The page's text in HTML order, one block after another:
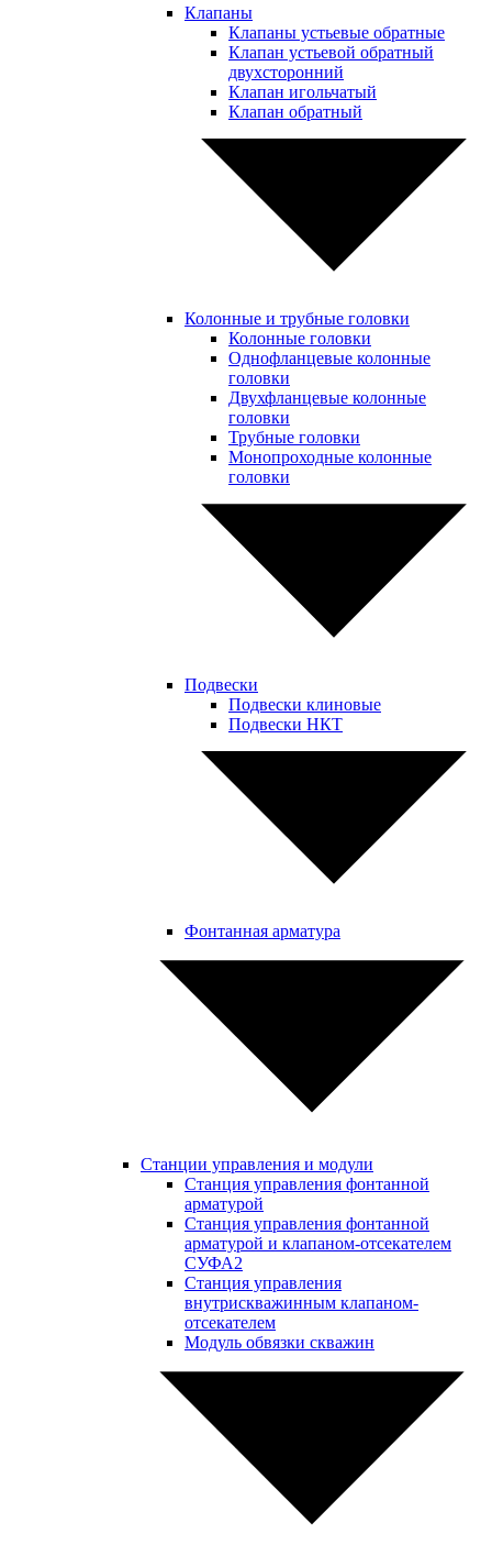
Клапаны
Клапаны устьевые обратные
Клапан устьевой обратный
двухсторонний
Клапан игольчатый
Клапан обратный
Колонные и трубные головки
Колонные головки
Однофланцевые колонные
головки
Двухфланцевые колонные
головки
Трубные головки
Монопроходные колонные
головки
Подвески
Подвески клиновые
Подвески НКТ
Фонтанная арматура
Станции управления и модули
Станция управления фонтанной
арматурой
Станция управления фонтанной
арматурой и клапаном-отсекателем
СУФА2
Станция управления
внутрискважинным клапаном-
отсекателем
Модуль обвязки скважин